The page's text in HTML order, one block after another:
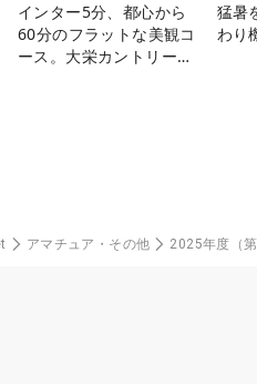
インター5分、都心から
60分のフラットな美観コ
ース。大栄カントリー俱
猛暑
わり
アマチュア・その他 2025年度（